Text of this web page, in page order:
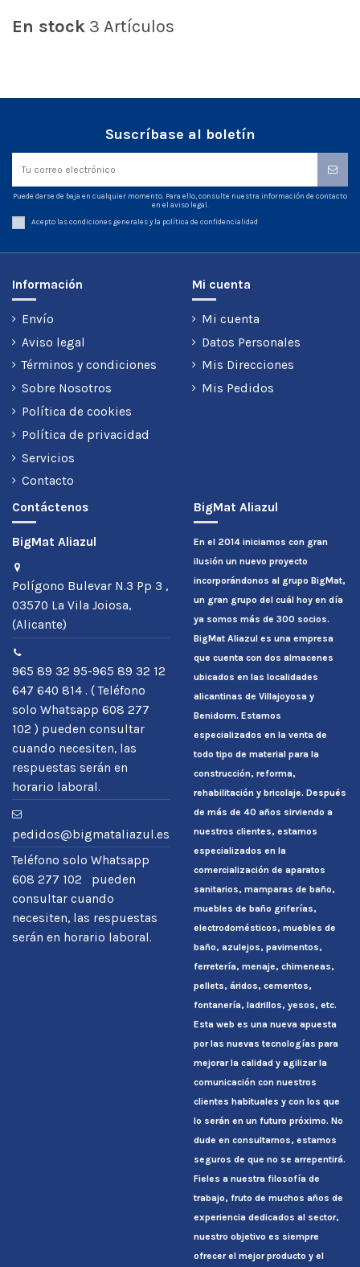
En stock 3 Artículos
Suscríbase al boletín
Puede darse de baja en cualquier momento. Para ello, consulte nuestra información de contacto
en el aviso legal.
Acepto las condiciones generales y la política de confidencialidad
Información
Envío
Aviso legal
Términos y condiciones
Sobre Nosotros
Política de cookies
Política de privacidad
Servicios
Contacto
Mi cuenta
Mi cuenta
Datos Personales
Mis Direcciones
Mis Pedidos
Contáctenos
BigMat Aliazul
Polígono Bulevar N.3 Pp 3 ,
03570 La Vila Joiosa,
(Alicante)
965 89 32 95-965 89 32 12
647 640 814 . ( Teléfono
solo Whatsapp 608 277
102 ) pueden consultar
cuando necesiten, las
respuestas serán en
horario laboral.
pedidos@bigmataliazul.es
Teléfono solo Whatsapp
608 277 102 pueden
consultar cuando
necesiten, las respuestas
serán en horario laboral.
BigMat Aliazul
En el 2014 iniciamos con gran
ilusión un nuevo proyecto
incorporándonos al grupo BigMat,
un gran grupo del cuál hoy en día
ya somos más de 300 socios.
BigMat Aliazul es una empresa
que cuenta con dos almacenes
ubicados en las localidades
alicantinas de Villajoyosa y
Benidorm. Estamos
especializados en la venta de
todo tipo de material para la
construcción, reforma,
rehabilitación y bricolaje. Después
de más de 40 años sirviendo a
nuestros clientes, estamos
especializados en la
comercialización de aparatos
sanitarios, mamparas de baño,
muebles de baño griferías,
electrodomésticos, muebles de
baño, azulejos, pavimentos,
ferretería, menaje, chimeneas,
pellets, áridos, cementos,
fontanería, ladrillos, yesos, etc.
Esta web es una nueva apuesta
por las nuevas tecnologías para
mejorar la calidad y agilizar la
comunicación con nuestros
clientes habituales y con los que
lo serán en un futuro próximo. No
dude en consultarnos, estamos
seguros de que no se arrepentirá.
Fieles a nuestra filosofía de
trabajo, fruto de muchos años de
experiencia dedicados al sector,
nuestro objetivo es siempre
ofrecer el mejor producto y el